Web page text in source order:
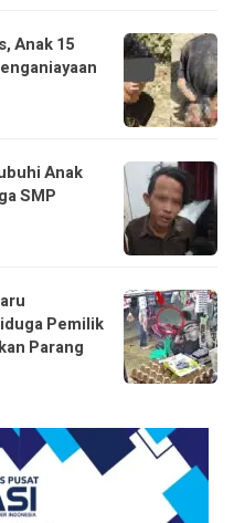
Anak 15
Anak
SMP
Pemilik
Parang